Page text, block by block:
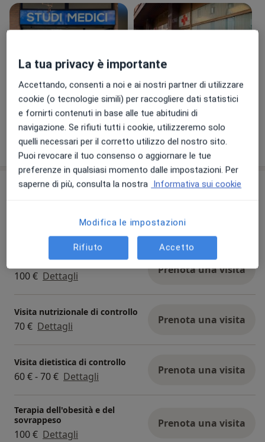
Visualizza galleria (2)
Mostra dettagli
sull'esperienza
Prestazioni e prezzi
Dettagli Prenota una visita
Dieta per diabetici
100 € Dettagli Prenota una visita
Visita nutrizionale di controllo
70 € Dettagli Prenota una visita
Visita dietistica di controllo
60 € - 70 € Dettagli Prenota una visita
Terapia dell'obesità e del
sovrappeso
100 € Dettagli
Prenota una visita
La tua privacy è importante
Accettando, consenti a noi e ai nostri partner di utilizzare
cookie (o tecnologie simili) per raccogliere dati statistici
e fornirti contenuti in base alle tue abitudini di
navigazione. Se rifiuti tutti i cookie, utilizzeremo solo
quelli necessari per il corretto utilizzo del nostro sito.
Puoi revocare il tuo consenso o aggiornare le tue
preferenze in qualsiasi momento dalle impostazioni. Per
saperne di più, consulta la nostra Informativa sui cookie
Modifica le impostazioni
Rifiuto Accetto